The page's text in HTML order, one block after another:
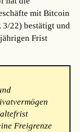
mit Bitcoin
22) bestätigt und
Frist
Freigrenze